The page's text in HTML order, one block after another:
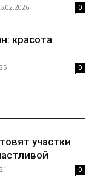
0
красота
0
участки
0